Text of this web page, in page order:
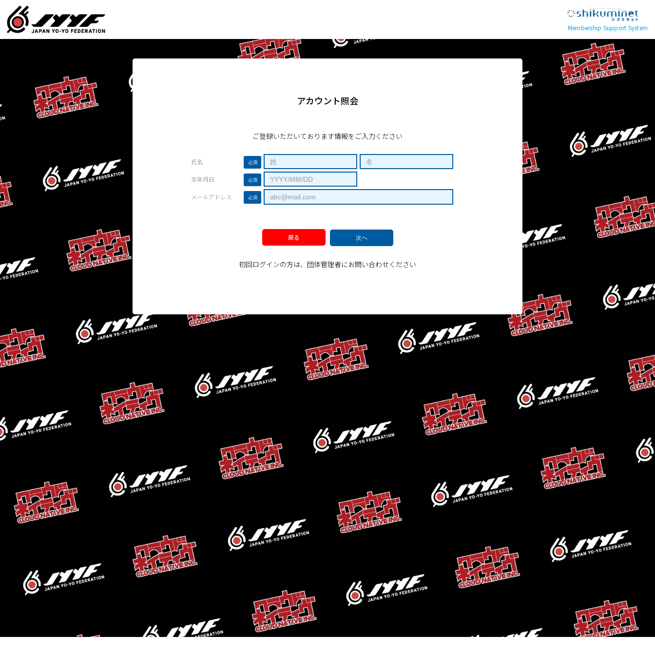
Membership Support System
アカウント照会
ご登録いただいております情報をご入力ください
氏名 必須
生年月日 必須
メールアドレス 必須
戻る 次へ
初回ログインの方は、団体管理者にお問い合わせください